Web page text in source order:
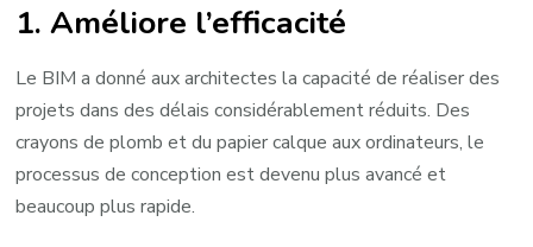
1. Améliore l’efficacité
Le BIM a donné aux architectes la capacité de réaliser des
projets dans des délais considérablement réduits. Des
crayons de plomb et du papier calque aux ordinateurs, le
processus de conception est devenu plus avancé et
beaucoup plus rapide.